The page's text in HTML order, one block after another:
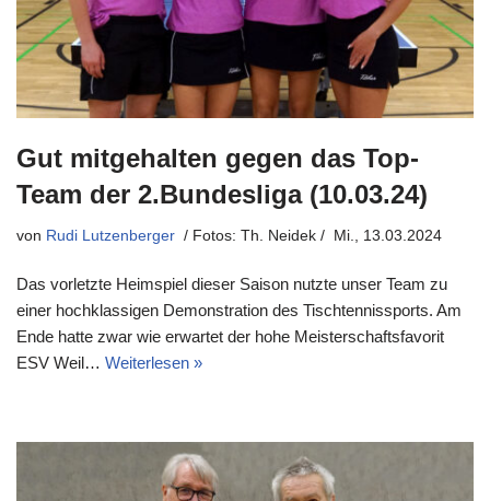
Gut mitgehalten gegen das Top-
Team der 2.Bundesliga (10.03.24)
von Rudi Lutzenberger Mi., 13.03.2024
Das vorletzte Heimspiel dieser Saison nutzte unser Team zu
einer hochklassigen Demonstration des Tischtennissports. Am
Ende hatte zwar wie erwartet der hohe Meisterschaftsfavorit
ESV Weil… Weiterlesen »